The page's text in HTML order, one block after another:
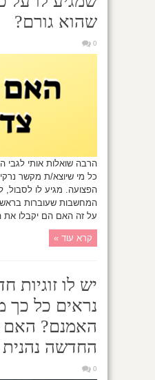
שהוא גורם?
0
הרבה שואלות אותי לגבי
כל מי שיוצא/ת מקשר
הפצועה. מגיע לו לסבול,
המחשבות שעוברות
על זה האם הם יקבלו
קרא עוד »
יש לו זוגיות
נראים כל כך
האמנם?
החדשה נהנית
0